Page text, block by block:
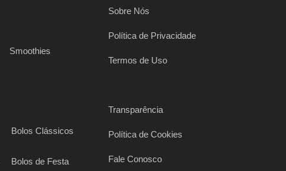
Smoothies
Bolos Clássicos
Bolos de Festa
Sobre Nós
Política de Privacidade
Termos de Uso
Transparência
Política de Cookies
Fale Conosco